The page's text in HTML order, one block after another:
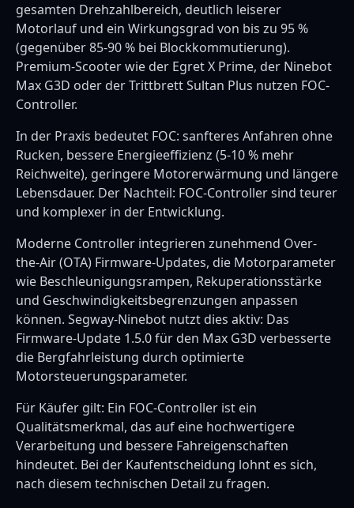
gesamten Drehzahlbereich, deutlich leiserer
Motorlauf und ein Wirkungsgrad von bis zu 95 %
(gegenüber 85-90 % bei Blockkommutierung).
Premium-Scooter wie der Egret X Prime, der Ninebot
Max G3D oder der Trittbrett Sultan Plus nutzen FOC-
Controller.
In der Praxis bedeutet FOC: sanfteres Anfahren ohne
Rucken, bessere Energieeffizienz (5-10 % mehr
Reichweite), geringere Motorerwärmung und längere
Lebensdauer. Der Nachteil: FOC-Controller sind teurer
und komplexer in der Entwicklung.
Moderne Controller integrieren zunehmend Over-
the-Air (OTA) Firmware-Updates, die Motorparameter
wie Beschleunigungsrampen, Rekuperationsstärke
und Geschwindigkeitsbegrenzungen anpassen
können. Segway-Ninebot nutzt dies aktiv: Das
Firmware-Update 1.5.0 für den Max G3D verbesserte
die Bergfahrleistung durch optimierte
Motorsteuerungsparameter.
Für Käufer gilt: Ein FOC-Controller ist ein
Qualitätsmerkmal, das auf eine hochwertigere
Verarbeitung und bessere Fahreigenschaften
hindeutet. Bei der Kaufentscheidung lohnt es sich,
nach diesem technischen Detail zu fragen.